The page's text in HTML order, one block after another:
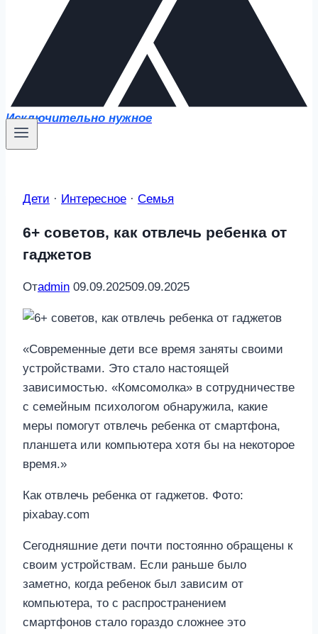
Исключительно нужное
Дети · Интересное · Семья
6+ советов, как отвлечь ребенка от
гаджетов
Отadmin 09.09.202509.09.2025
«Современные дети все время заняты своими
устройствами. Это стало настоящей
зависимостью. «Комсомолка» в сотрудничестве
с семейным психологом обнаружила, какие
меры помогут отвлечь ребенка от смартфона,
планшета или компьютера хотя бы на некоторое
время.»
Как отвлечь ребенка от гаджетов. Фото:
pixabay.com
Сегодняшние дети почти постоянно обращены к
своим устройствам. Если раньше было
заметно, когда ребенок был зависим от
компьютера, то с распространением
смартфонов стало гораздо сложнее это